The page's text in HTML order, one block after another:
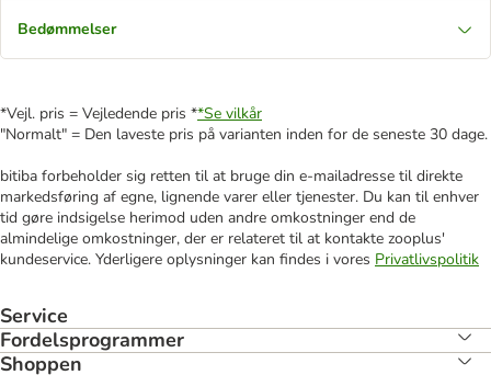
Bedømmelser
*Vejl. pris = Vejledende pris **Se vilkår
"Normalt" = Den laveste pris på varianten inden for de seneste 30 dage.
bitiba forbeholder sig retten til at bruge din e-mailadresse til direkte
markedsføring af egne, lignende varer eller tjenester. Du kan til enhver
tid gøre indsigelse herimod uden andre omkostninger end de
almindelige omkostninger, der er relateret til at kontakte zooplus'
kundeservice. Yderligere oplysninger kan findes i vores Privatlivspolitik
Service
Fordelsprogrammer
Shoppen